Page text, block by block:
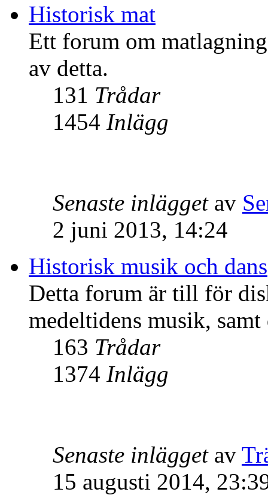
Historisk mat
Ett forum om
av detta.
131 Trådar
1454 Inlägg
Senaste inläggetav
2 juni 2013, 14:24
Historisk musik och dans
Detta forum är till för
medeltidens musik, samt
163 Trådar
1374 Inlägg
Senaste inläggetav
15 augusti 2014,